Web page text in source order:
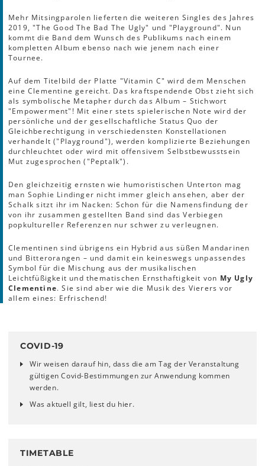
Mehr Mitsingparolen lieferten die weiteren Singles des Jahres
2019, "The Good The Bad The Ugly" und "Playground". Nun
kommt die Band dem Wunsch des Publikums nach einem
kompletten Album ebenso nach wie jenem nach einer
Tournee.
Auf dem Titelbild der Platte "Vitamin C" wird dem Menschen
eine Clementine gereicht. Das kraftspendende Obst zieht sich
als symbolische Metapher durch das Album – Stichwort
"Empowerment"! Mit einer stets spielerischen Note wird der
persönliche und der gesellschaftliche Status Quo der
Gleichberechtigung in verschiedensten Konstellationen
verhandelt ("Playground"), werden komplizierte Beziehungen
durchleuchtet oder wird mit offensivem Selbstbewusstsein
Mut zugesprochen ("Peptalk").
Den gleichzeitig ernsten wie humoristischen Unterton mag
man Sophie Lindinger nicht immer gleich ansehen, aber der
Schalk sitzt ihr im Nacken: Schon für die Namensfindung der
von ihr zusammen gestellten Band sind das Verbiegen
popkultureller Referenzen nur schwer zu verleugnen.
Clementinen sind übrigens ein Hybrid aus süßen Mandarinen
und Bitterorangen – und damit ein keineswegs unpassendes
Symbol für die Mischung aus der musikalischen
Leichtfüßigkeit und thematischen Ernsthaftigkeit von My Ugly
Clementine. Sie sind aber wie die Musik des Vierers vor
allem eines: Erfrischend!
COVID-19
Wir weisen darauf hin, dass die am Tag der Veranstaltung
gültigen Covid-Bestimmungen zur Anwendung kommen
werden.
Was aktuell gilt, liest du hier.
TIMETABLE